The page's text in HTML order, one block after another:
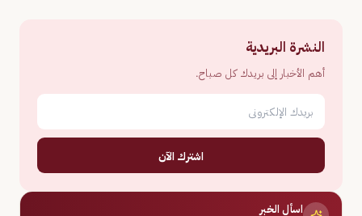
النشرة البريدية
أهم الأخبار إلى بريدك كل صباح.
اشترك الآن
اسأل الخبر